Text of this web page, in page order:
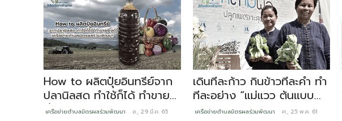
How to ผลิตปุ๋ยอินทรีย์จาก
ปลานิลสด ทำใช้ก็ได้ ทำขาย
ยิ่งดี
เครือข่ายตำบลมิตรผลร่วมพัฒนา อ., 29 มี.ค. 65
เดินทีละก้าว กินข้าวทีละคำ ทำ
ทีละอย่าง “แม่แวว ต้นแบบ
หลุมพอเพียง”
เครือข่ายตำบลมิตรผลร่วมพัฒนา ศ., 25 พ.ค. 61